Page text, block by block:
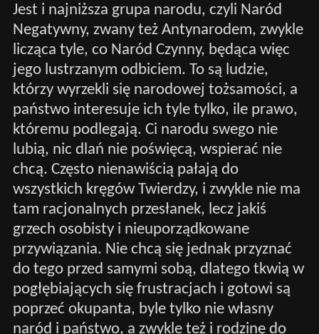
Jest i najniższa grupa narodu, czyli Naród
Negatywny, zwany też Antynarodem, zwykle
licząca tyle, co Naród Czynny, będąca więc
jego lustrzanym odbiciem. To są ludzie,
którzy wyrzekli się narodowej tożsamości, a
państwo interesuje ich tyle tylko, ile prawo,
któremu podlegają. Ci narodu swego nie
lubią, nic dlań nie poświęcą, wspierać nie
chcą. Często nienawiścią pałają do
wszystkich kręgów Twierdzy, i zwykle nie ma
tam racjonalnych przesłanek, lecz jakiś
grzech osobisty i nieuporządkowane
przywiązania. Nie chcą się jednak przyznać
do tego przed samymi sobą, dlatego tkwią w
pogłębiających się frustracjach i gotowi są
poprzeć okupanta, byle tylko nie własny
naród i państwo, a zwykle też i rodzinę do